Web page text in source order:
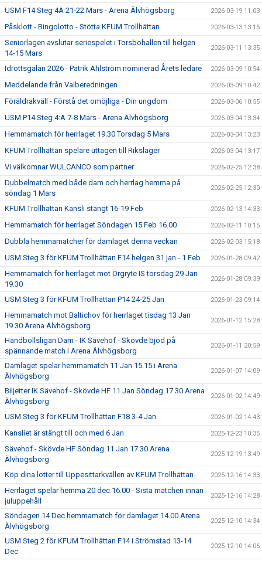
USM F14 Steg 4A 21-22 Mars - Arena Älvhögsborg 2026-03-19 11:03
Påsklott - Bingolotto - Stötta KFUM Trollhättan 2026-03-13 13:15
Seniorlagen avslutar seriespelet i Torsbohallen till helgen
14-15 Mars
2026-03-11 13:35
Idrottsgalan 2026 - Patrik Ahlström nominerad Årets ledare 2026-03-09 10:54
Meddelande från Valberedningen 2026-03-09 10:42
Föräldrakväll - Förstå det omöjliga - Din ungdom 2026-03-06 10:55
USM P14 Steg 4:A 7-8 Mars - Arena Älvhögsborg 2026-03-04 13:34
Hemmamatch för herrlaget 19.30 Torsdag 5 Mars 2026-03-04 13:23
KFUM Trollhättan spelare uttagen till Riksläger 2026-03-04 13:17
Vi välkomnar WULCANCO som partner 2026-02-25 12:38
Dubbelmatch med både dam och herrlag hemma på
söndag 1 Mars
2026-02-25 12:30
KFUM Trollhättan Kansli stängt 16-19 Feb 2026-02-13 14:33
Hemmamatch för herrlaget Söndagen 15 Feb 16.00 2026-02-11 10:15
Dubbla hemmamatcher för damlaget denna veckan 2026-02-03 15:18
USM Steg 3 för KFUM Trollhättan F14 helgen 31 jan - 1 Feb 2026-01-28 09:42
Hemmamatch för herrlaget mot Örgryte IS torsdag 29 Jan
19.30
2026-01-28 09:39
USM Steg 3 för KFUM Trollhättan P14 24-25 Jan 2026-01-23 09:14
Hemmamatch mot Baltichov för herrlaget tisdag 13 Jan
19.30 Arena Älvhögsborg
2026-01-12 15:28
Handbollsligan Dam - IK Sävehof - Skövde bjöd på
spännande match i Arena Älvhögsborg
2026-01-11 20:59
Damlaget spelar hemmamatch 11 Jan 15.15 i Arena
Älvhögsborg
2026-01-07 14:09
Biljetter IK Sävehof - Skövde HF 11 Jan Söndag 17.30 Arena
Älvhögsborg
2026-01-02 14:49
USM Steg 3 för KFUM Trollhättan F18 3-4 Jan 2026-01-02 14:43
Kansliet är stängt till och med 6 Jan 2025-12-23 10:35
Sävehof - Skövde HF Söndag 11 Jan 17.30 Arena
Älvhögsborg
2025-12-19 13:49
Köp dina lotter till Uppesittarkvällen av KFUM Trollhättan 2025-12-16 14:33
Herrlaget spelar hemma 20 dec 16.00 - Sista matchen innan
juluppehåll
2025-12-16 14:28
Söndagen 14 Dec hemmamatch för damlaget 14.00 Arena
Älvhögsborg
2025-12-10 14:34
USM Steg 2 för KFUM Trollhättan F14 i Strömstad 13-14
Dec
2025-12-10 14:06